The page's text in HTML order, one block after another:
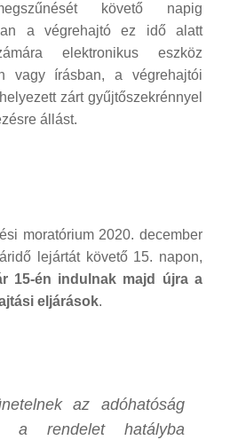
követő napig
a végrehajtó ez idő alatt
elektronikus eszköz
vagy írásban, a végrehajtói
zárt gyűjtőszekrénnyel
állást.
moratórium 2020. december
lejártát követő 15. napon,
15-én indulnak majd újra a
eljárások.
az adóhatóság
a rendelet hatályba